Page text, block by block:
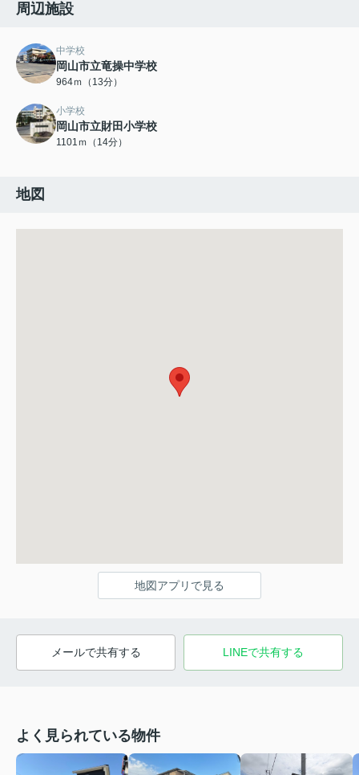
周辺施設
中学校
岡山市立竜操中学校
964ｍ（13分）
小学校
岡山市立財田小学校
1101ｍ（14分）
地図
地図アプリで見る
メールで共有する LINEで共有する
よく見られている物件